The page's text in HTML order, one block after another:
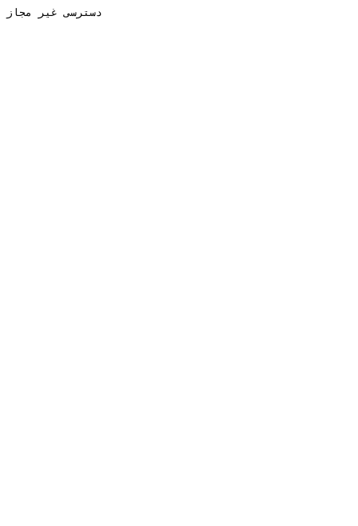
دسترسی غیر مجاز